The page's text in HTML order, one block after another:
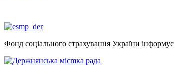
Фонд соціального страхування України інформує